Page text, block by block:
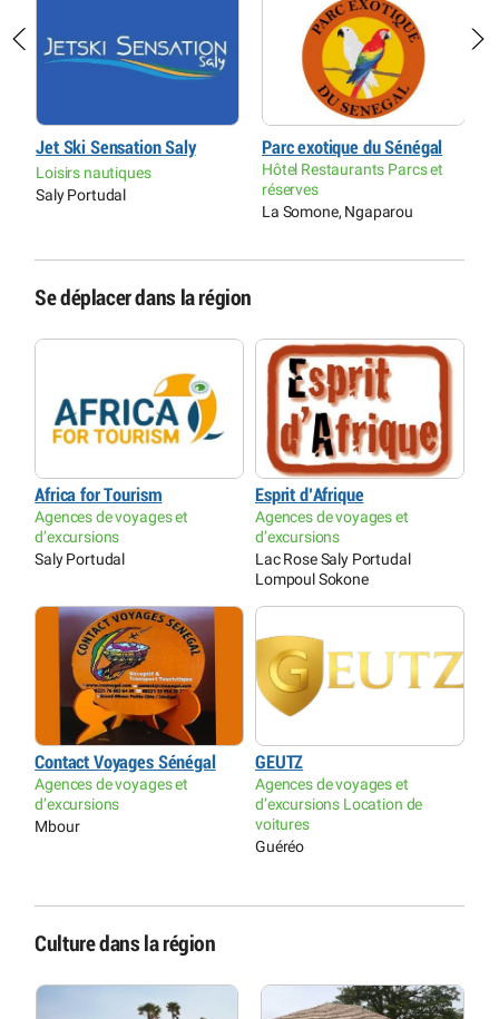
Jet Ski Sensation Saly
Loisirs nautiques
Saly Portudal
Parc exotique du Sénégal
Hôtel Restaurants Parcs et
réserves
La Somone, Ngaparou
Se déplacer dans la région
Africa for Tourism
Agences de voyages et
d’excursions
Saly Portudal
Esprit d’Afrique
Agences de voyages et
d’excursions
Lac Rose Saly Portudal
Lompoul Sokone
Contact Voyages Sénégal
Agences de voyages et
d’excursions
Mbour
GEUTZ
Agences de voyages et
d’excursions Location de
voitures
Guéréo
Culture dans la région